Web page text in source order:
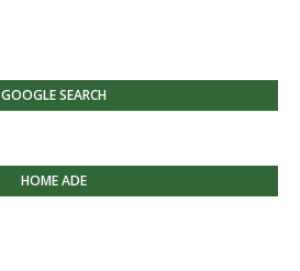
GOOGLE SEARCH
HOME ADE